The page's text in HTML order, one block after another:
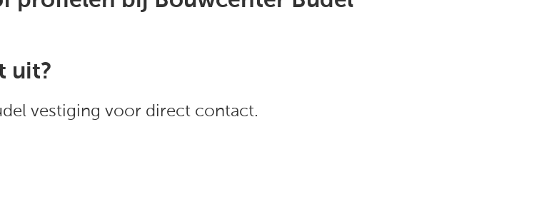
uit?
vestiging voor direct contact.